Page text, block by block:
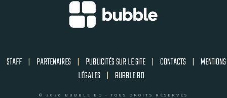
STAFF | PARTENAIRES | PUBLICITÉS SUR LE SITE | CONTACTS | MENTIONS
LÉGALES | BUBBLE BD
© 2026 BUBBLE BD - TOUS DROITS RÉSERVÉS